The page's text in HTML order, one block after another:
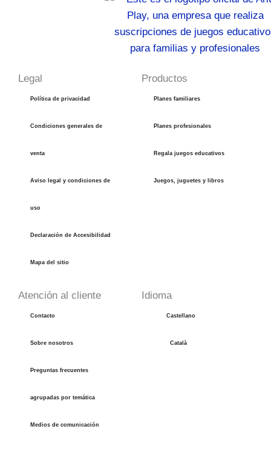
Legal
Política de privacidad
Condiciones generales de
venta
Aviso legal y condiciones de
uso
Declaración de Accesibilidad
Mapa del sitio
Productos
Planes familiares
Planes profesionales
Regala juegos educativos
Juegos, juguetes y libros
Atención al cliente
Contacto
Sobre nosotros
Preguntas frecuentes
agrupadas por temática
Medios de comunicación
Idioma
Castellano
Català